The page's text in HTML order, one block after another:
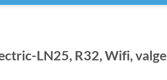
LN25, R32, Wifi, valge